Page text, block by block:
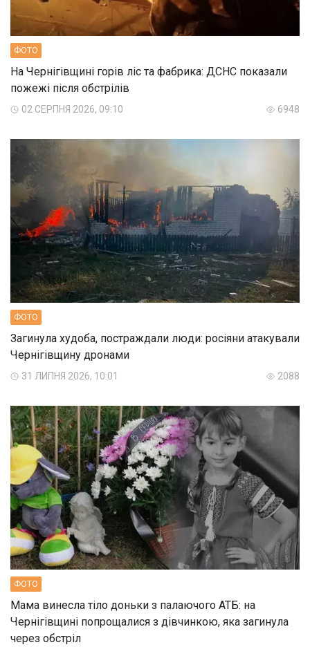
ФОТО
На Чернігівщині горів ліс та фабрика: ДСНС показали
пожежі після обстрілів
02 СЕРПНЯ 2026, 09:10 6948
ФОТО
Загинула худоба, постраждали люди: росіяни атакували
Чернігівщину дронами
31 ЛИПНЯ 2026, 10:01 2088
ФОТО
Мама винесла тіло доньки з палаючого АТБ: на
Чернігівщині попрощалися з дівчинкою, яка загинула
через обстріл